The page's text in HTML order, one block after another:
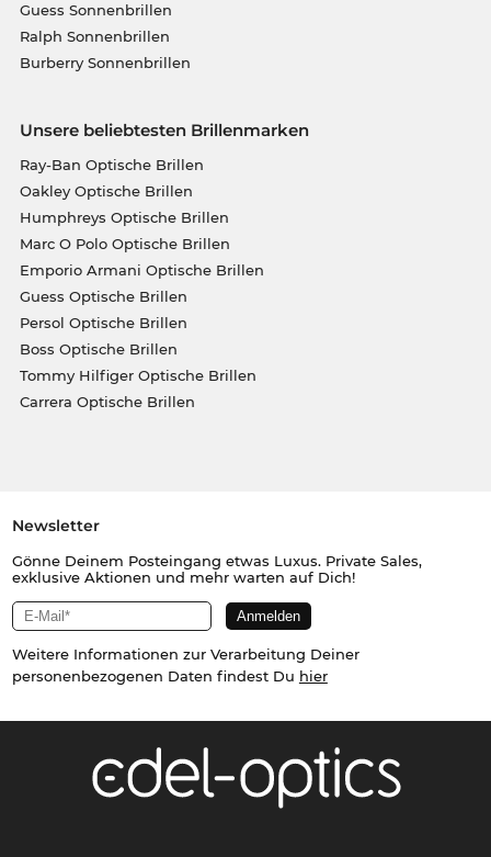
Guess Sonnenbrillen
Ralph Sonnenbrillen
Burberry Sonnenbrillen
Unsere beliebtesten Brillenmarken
Ray-Ban Optische Brillen
Oakley Optische Brillen
Humphreys Optische Brillen
Marc O Polo Optische Brillen
Emporio Armani Optische Brillen
Guess Optische Brillen
Persol Optische Brillen
Boss Optische Brillen
Tommy Hilfiger Optische Brillen
Carrera Optische Brillen
Newsletter
Gönne Deinem Posteingang etwas Luxus. Private Sales,
exklusive Aktionen und mehr warten auf Dich!
Weitere Informationen zur Verarbeitung Deiner
personenbezogenen Daten findest Du hier